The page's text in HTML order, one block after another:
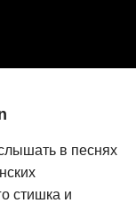
в песнях
стишка и